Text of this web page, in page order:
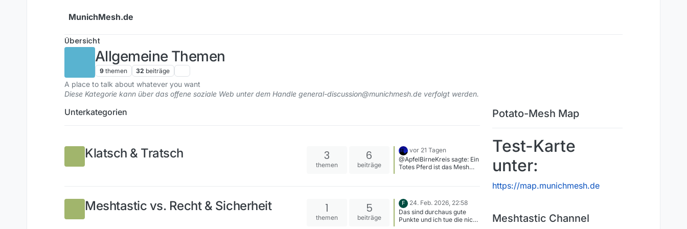
MunichMesh.de
Übersicht
Allgemeine Themen
9 themen 32 beiträge
A place to talk about whatever you want
Diese Kategorie kann über das offene soziale Web unter dem Handle general-discussion@munichmesh.de verfolgt werden.
Unterkategorien
Klatsch & Tratsch 3
themen
6
beiträge
vor 21 Tagen
@ApfelBirneKreis sagte: Ein
Totes Pferd ist das Mesh
Rückmeldung. Ich habe
echt versucht irgendwie mit
anderen Meshtastic
Anwender, per Meshtastic
Meshtastic vs. Recht & Sicherheit 1
themen
5
beiträge
F
24. Feb. 2026, 22:58
Das sind durchaus gute
Punkte und ich tue die nicht
Potato-Mesh Map
Test-Karte
unter:
https://map.munichmesh.de
Meshtastic Channel